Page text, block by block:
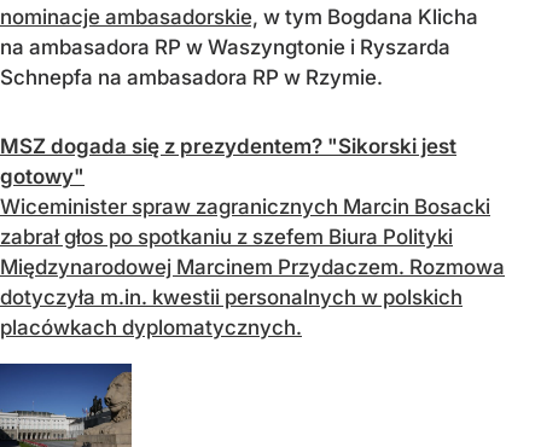
nominacje ambasadorskie, w tym Bogdana Klicha
na ambasadora RP w Waszyngtonie i Ryszarda
Schnepfa na ambasadora RP w Rzymie.
MSZ dogada się z prezydentem? "Sikorski jest
gotowy"
Wiceminister spraw zagranicznych Marcin Bosacki
zabrał głos po spotkaniu z szefem Biura Polityki
Międzynarodowej Marcinem Przydaczem. Rozmowa
dotyczyła m.in. kwestii personalnych w polskich
placówkach dyplomatycznych.